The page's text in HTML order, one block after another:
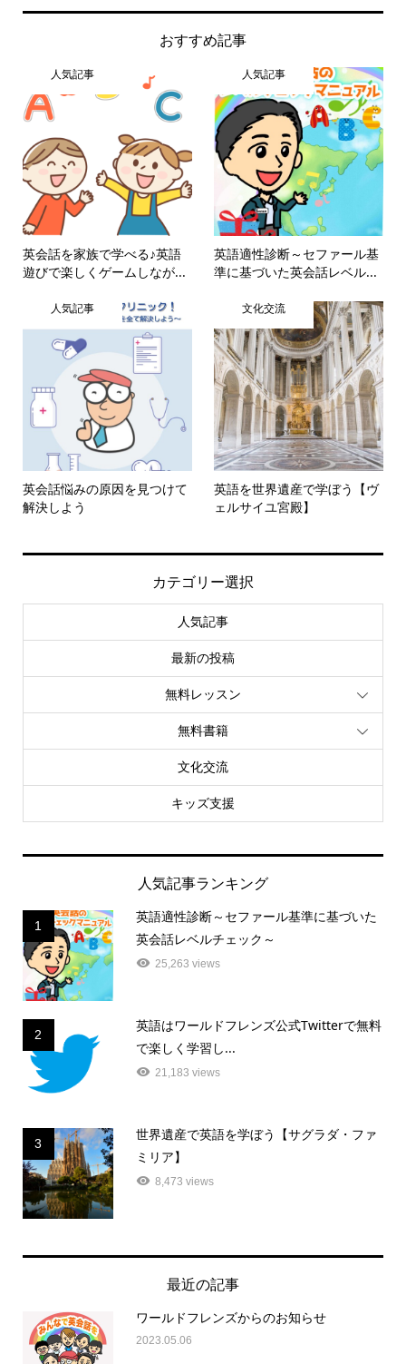
おすすめ記事
人気記事
英会話を家族で学べる♪英語
遊びで楽しくゲームしなが...
人気記事
英語適性診断～セファール基
準に基づいた英会話レベル...
人気記事
英会話悩みの原因を見つけて
解決しよう
文化交流
英語を世界遺産で学ぼう【ヴ
ェルサイユ宮殿】
カテゴリー選択
人気記事
最新の投稿
無料レッスン
無料書籍
文化交流
キッズ支援
人気記事ランキング
1
英語適性診断～セファール基準に基づいた
英会話レベルチェック～
25,263 views
2
英語はワールドフレンズ公式Twitterで無料
で楽しく学習し...
21,183 views
3
世界遺産で英語を学ぼう【サグラダ・ファ
ミリア】
8,473 views
最近の記事
ワールドフレンズからのお知らせ
2023.05.06